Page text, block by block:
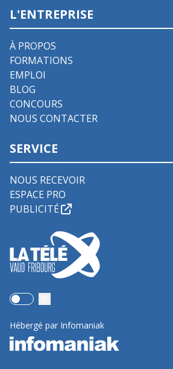
L'ENTREPRISE
À PROPOS
FORMATIONS
EMPLOI
BLOG
CONCOURS
NOUS CONTACTER
SERVICE
NOUS RECEVOIR
ESPACE PRO
PUBLICITÉ
Use setting
Hébergé par Infomaniak